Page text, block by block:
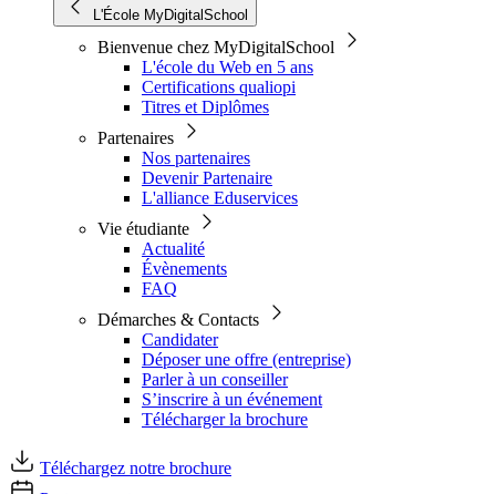
L'École MyDigitalSchool
Bienvenue chez MyDigitalSchool
L'école du Web en 5 ans
Certifications qualiopi
Titres et Diplômes
Partenaires
Nos partenaires
Devenir Partenaire
L'alliance Eduservices
Vie étudiante
Actualité
Évènements
FAQ
Démarches & Contacts
Candidater
Déposer une offre (entreprise)
Parler à un conseiller
S’inscrire à un événement
Télécharger la brochure
Téléchargez notre brochure